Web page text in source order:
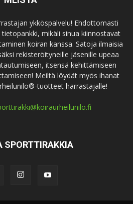
ykköspalvelu! Ehdottomasti
mikäli sinua kiinnostavat
koiran kanssa. Satoja ilmaisia
rekisteröityneille jäsenille upeaa
itsensä kehittämiseen
Meiltä löydät myös ihanat
tuotteet harrastajalle!
SPORTTIRAKKIA